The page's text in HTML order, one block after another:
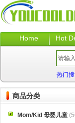
Home Hot
热门搜
商品分类
Mom/Kid 母婴儿童